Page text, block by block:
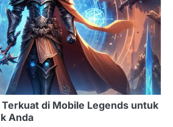
di Mobile Legends untuk
Anda